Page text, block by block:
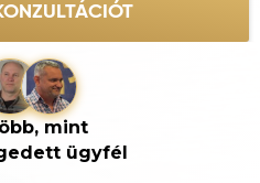
mint
ügyfél